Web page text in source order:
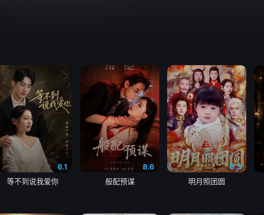
6.1
等不到说我爱你
8.6
般配预谋
6.3
明月照团圆